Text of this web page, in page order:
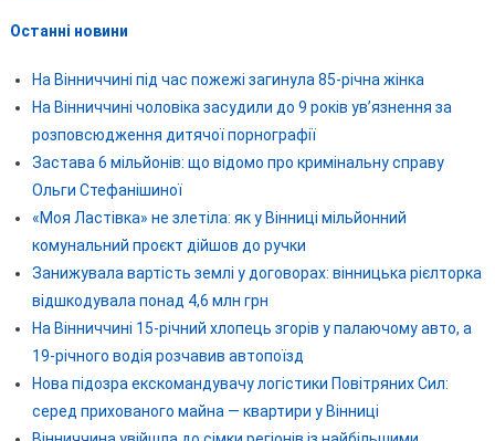
Останні новини
На Вінниччині під час пожежі загинула 85-річна жінка
На Вінниччині чоловіка засудили до 9 років ув’язнення за
розповсюдження дитячої порнографії
Застава 6 мільйонів: що відомо про кримінальну справу
Ольги Стефанішиної
«Моя Ластівка» не злетіла: як у Вінниці мільйонний
комунальний проєкт дійшов до ручки
Занижувала вартість землі у договорах: вінницька рієлторка
відшкодувала понад 4,6 млн грн
На Вінниччині 15-річний хлопець згорів у палаючому авто, а
19-річного водія розчавив автопоїзд
Нова підозра екскомандувачу логістики Повітряних Сил:
серед прихованого майна — квартири у Вінниці